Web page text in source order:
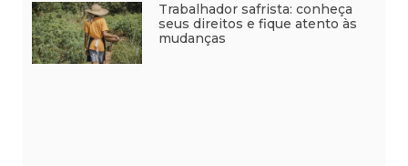
Trabalhador safrista: conheça
seus direitos e fique atento às
mudanças